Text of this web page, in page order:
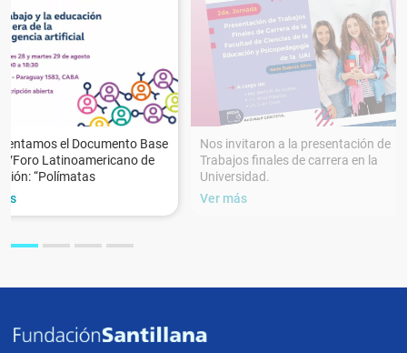
el Documento Base
Latinoamericano de
“Polímatas
Nos invitaron a la presentación de
Trabajos finales de carrera en la
Universidad.
Ver más